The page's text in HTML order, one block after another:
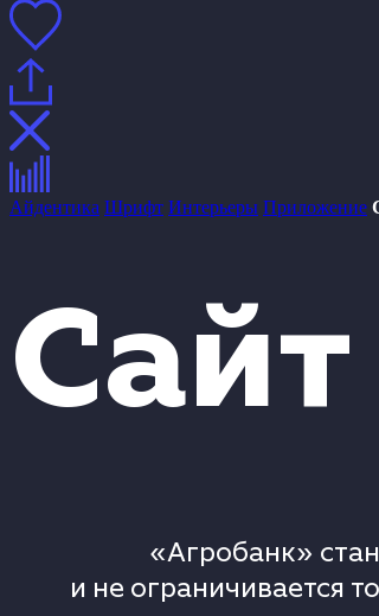
Айдентика Шрифт Интерьеры Приложение
«Агробанк»
и не ограничивается